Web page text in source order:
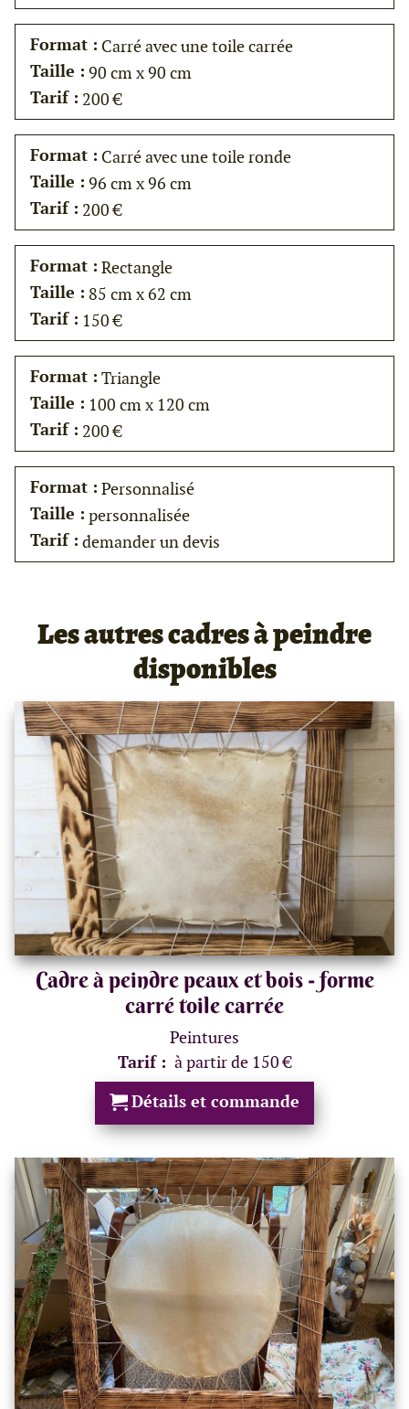
Format : Carré avec une toile carrée
Taille : 90 cm x 90 cm
Tarif : 200 €
Format : Carré avec une toile ronde
Taille : 96 cm x 96 cm
Tarif : 200 €
Format : Rectangle
Taille : 85 cm x 62 cm
Tarif : 150 €
Format : Triangle
Taille : 100 cm x 120 cm
Tarif : 200 €
Format : Personnalisé
Taille : personnalisée
Tarif : demander un devis
Les autres cadres à peindre
disponibles
Cadre à peindre peaux et bois - forme
carré toile carrée
Peintures
Tarif : à partir de 150 €
Détails et commande